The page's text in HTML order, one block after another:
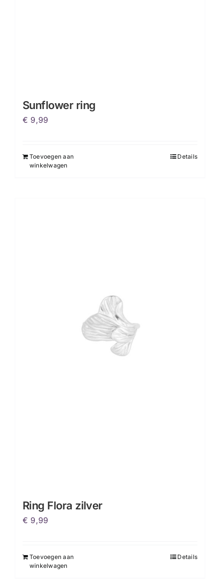
Sunflower ring
€ 9,99
Toevoegen aan
winkelwagen
Details
Ring Flora zilver
€ 9,99
Toevoegen aan
winkelwagen
Details